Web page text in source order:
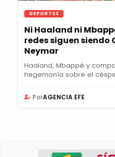
DEPORTES
Ni Haaland ni
redes siguen siendo
Neymar
Haaland, Mbappé y
hegemonía sobre el
PorAGENCIA EFE